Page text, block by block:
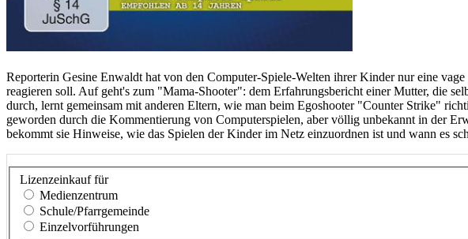
Reporterin Gesine Enwaldt hat von den Computer-Spiele-Welten ihrer Kinder nur eine
reagieren soll. Auf geht's zum "Mama-Shooter": dem Erfahrungsbericht einer Mutter, die
durch, lernt gemeinsam mit anderen Eltern, wie man beim Egoshooter "Counter Strike"
geworden durch die Kommentierung von Computerspielen, aber völlig unbekannt in der
bekommt sie Hinweise, wie das Spielen der Kinder im Netz einzuordnen ist und wann es
Lizenzeinkauf für
Medienzentrum
Schule/Pfarrgemeinde
Einzelvorführungen